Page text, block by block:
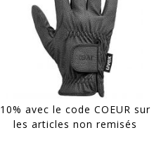
10% avec le code COEUR sur
les articles non remisés